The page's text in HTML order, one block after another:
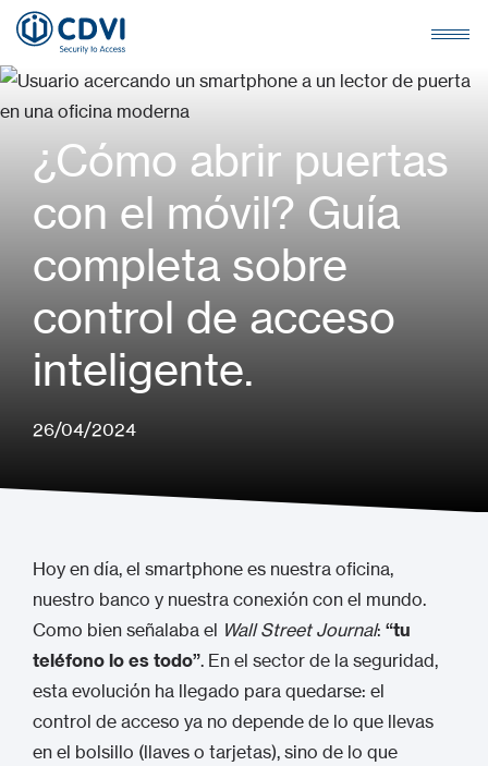
¿Cómo abrir puertas
con el móvil? Guía
completa sobre
control de acceso
inteligente.
26/04/2024
Hoy en día, el smartphone es nuestra oficina,
nuestro banco y nuestra conexión con el mundo.
Como bien señalaba el Wall Street Journal: “tu
teléfono lo es todo”. En el sector de la seguridad,
esta evolución ha llegado para quedarse: el
control de acceso ya no depende de lo que llevas
en el bolsillo (llaves o tarjetas), sino de lo que